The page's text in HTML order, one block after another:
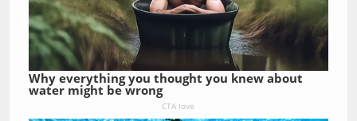
Why everything you thought you knew about
water might be wrong
CTA love